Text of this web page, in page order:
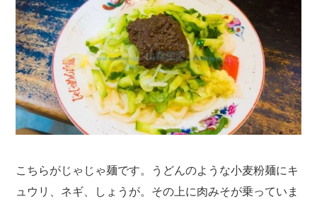
こちらがじゃじゃ麺です。うどんのような小麦粉麺にキ
ュウリ、ネギ、しょうが。その上に肉みそが乗っていま